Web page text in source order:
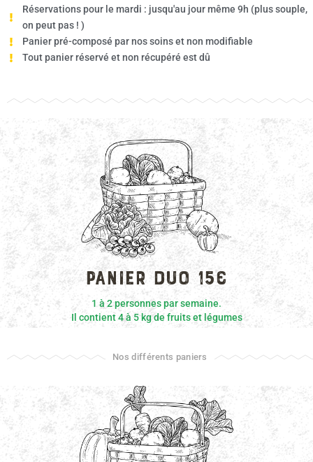
Panier duo 15€
1 à 2 personnes par semaine.
Il contient 4 à 5 kg de fruits et légumes
EXEMPLES
Nos différents paniers
Réservations pour le mardi : jusqu'au jour même 9h (plus souple,
on peut pas ! )
Panier pré-composé par nos soins et non modifiable
Tout panier réservé et non récupéré est dû